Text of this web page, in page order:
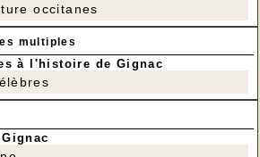
Sociaux,
des budgets primitifs 2019 :
Collectif,
Sociaux,
Madame Corinne COGNE,
administratifs et les
occitanes
multiples
à l'histoire de Gignac